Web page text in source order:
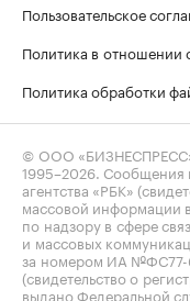
Пользовательское
Политика в отношении
Политика обработки
© ООО
1995–2026 .
агентства «РБК»
массовой информации
по надзору в сфере
и массовых
за номером ИА №ФС77-
(свидетельство о
выдано Федеральной